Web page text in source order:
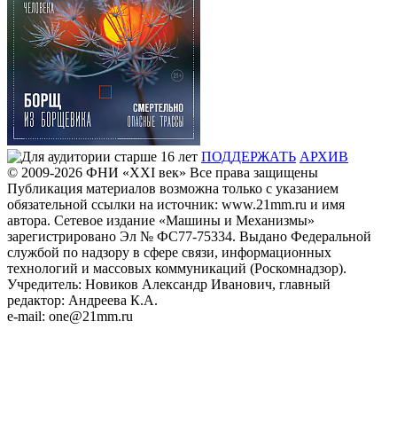
ПОДДЕРЖАТЬ АРХИВ
© 2009-2026 ФHИ «XXI век» Все права защищены
Публикация материалов возможна только с указанием
обязательной ссылки на источник: www.21mm.ru и имя
автора. Сетевое издание «Машины и Механизмы»
зарегистрировано Эл № ФС77-75334. Выдано Федеральной
службой по надзору в сфере связи, информационных
технологий и массовых коммуникаций (Роскомнадзор).
Учредитель: Новиков Александр Иванович, главный
редактор: Андреева К.А.
e-mail: one@21mm.ru